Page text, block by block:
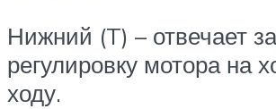
Нижний (T) – отвечает за
регулировку мотора на
ходу.